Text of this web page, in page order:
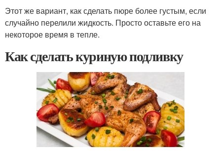
Этот же вариант, как сделать пюре более густым, если
случайно перелили жидкость. Просто оставьте его на
некоторое время в тепле.
Как сделать куриную подливку